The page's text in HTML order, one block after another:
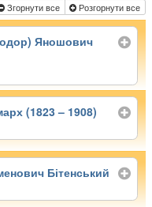
Згорнути все Розгорнути все
Яношович
(1823 – 1908)
Бітенський